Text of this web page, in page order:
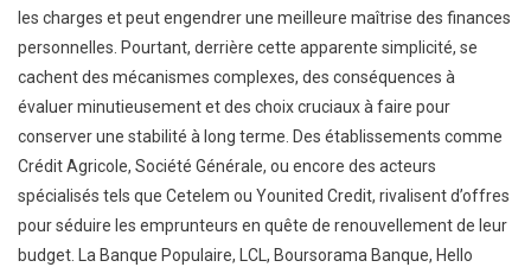
Votre
Budget
les charges et peut engendrer une meilleure maîtrise des finances
personnelles. Pourtant, derrière cette apparente simplicité, se
cachent des mécanismes complexes, des conséquences à
évaluer minutieusement et des choix cruciaux à faire pour
conserver une stabilité à long terme. Des établissements comme
Crédit Agricole, Société Générale, ou encore des acteurs
spécialisés tels que Cetelem ou Younited Credit, rivalisent d’offres
pour séduire les emprunteurs en quête de renouvellement de leur
budget. La Banque Populaire, LCL, Boursorama Banque, Hello